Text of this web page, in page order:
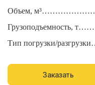
Объем,
Грузоподъемность,
Тип погрузки/
Заказать